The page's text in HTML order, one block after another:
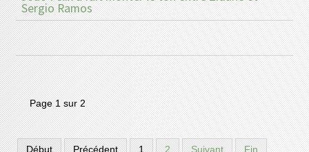
Sergio Ramos
Page 1 sur 2
Début Précédent 1 2 Suivant Fin